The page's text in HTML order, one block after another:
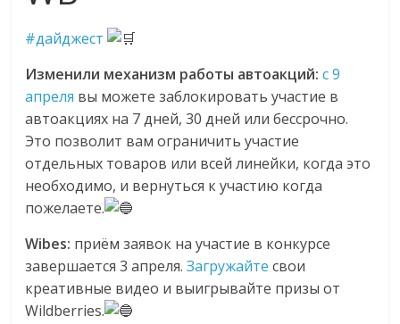
#дайджест
Изменили механизм работы автоакций:с 9
апреля вы можете заблокировать участие в
автоакциях на 7 дней, 30 дней или бессрочно.
Это позволит вам ограничить участие
отдельных товаров или всей линейки, когда это
необходимо, и вернуться к участию когда
пожелаете.
Wibes: приём заявок на участие в конкурсе
завершается 3 апреля.Загружайте свои
креативные видео и выигрывайте призы от
Wildberries.